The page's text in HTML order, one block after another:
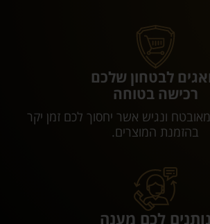
לבטחון שלכם
רכישה בטוחה
ונגיש אשר יחסוך לכם זמן יקר
בהזמנת המוצרים.
נותנים לכם מענה